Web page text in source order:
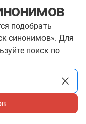
подобрать
синонимов». Для
поиск по